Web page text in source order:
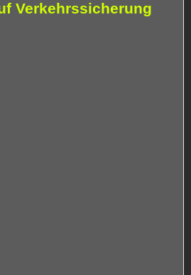
Verkehrssicherung